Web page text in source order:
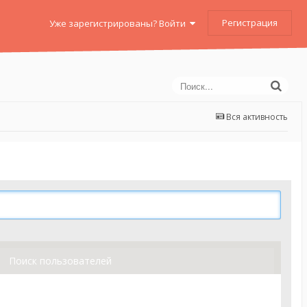
Уже зарегистрированы? Войти Регистрация
Вся активность
Поиск пользователей